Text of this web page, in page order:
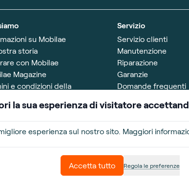
su Mobilae
storia
con Mobilae
Magazine
e condizioni della
Servizio
Servizio clienti
Manutenzione
Riparazione
Garanzie
Domande frequenti
venerdì :9.00-17.00
la sua esperienza di visitatore
esperienza sul nostro sito. Maggiori
Accetta tutto Regola le preferenze